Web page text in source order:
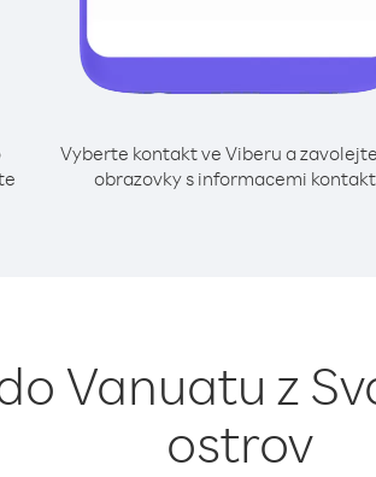
Vyberte kontakt ve Viberu a
obrazovky s informacemi
Vanuatu z
ostrov